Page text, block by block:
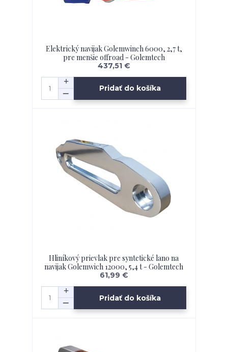
Elektrický navijak Golemwinch 6000, 2,7 t,
pre menšie offroad - Golemtech
437,51 €
Pridať do košíka
Hliníkový prievlak pre syntetické lano na
navijak Golemwich 12000, 5,4 t - Golemtech
61,99 €
Pridať do košíka